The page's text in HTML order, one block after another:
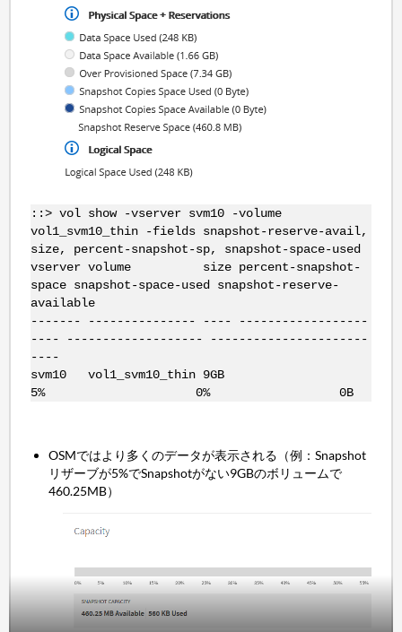
::> vol show -vserver svm10 -volume
vol1_svm10_thin -fields snapshot-reserve-avail,
size, percent-snapshot-sp, snapshot-space-used
vserver volume size percent-snapshot-
space snapshot-space-used snapshot-reserve-
available
------- --------------- ---- ------------------
---- ------------------- ----------------------
----
svm10 vol1_svm10_thin 9GB
5% 0% 0B
OSMではより多くのデータが表示される（例：Snapshot
リザーブが5%でSnapshotがない9GBのボリュームで
460.25MB）